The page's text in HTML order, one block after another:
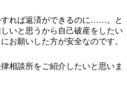
れば返済ができるのに……。と
いと思うから自己破産をしたい
お願いした方が安全なのです。
相談所をご紹介したいと思いま